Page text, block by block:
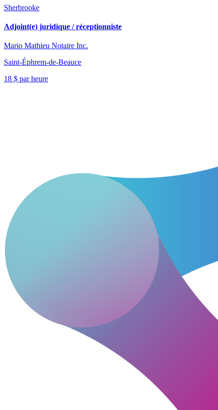
Sherbrooke
Adjoint(e) juridique / réceptionniste
Mario Mathieu Notaire Inc.
Saint-Éphrem-de-Beauce
18 $ par heure